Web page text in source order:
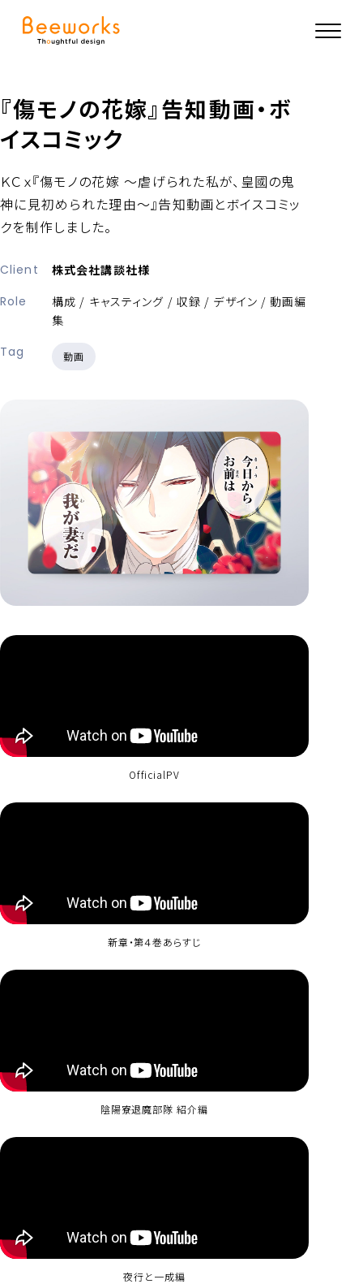
『傷モノの花嫁』告知動画・ボ
イスコミック
ＫＣｘ『傷モノの花嫁 〜虐げられた私が、皇國の鬼
神に見初められた理由〜』告知動画とボイスコミッ
クを制作しました。
Client
株式会社講談社様
Role
構成 / キャスティング / 収録 / デザイン / 動画編
集
Tag
動画
OfficialPV
新章・第４巻あらすじ
陰陽寮退魔部隊 紹介編
夜行と一成編